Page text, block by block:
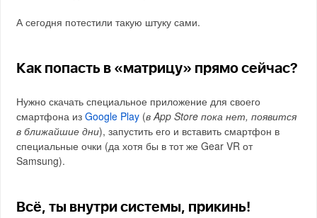
А сегодня потестили такую штуку сами.
Как попасть в «матрицу» прямо сейчас?
Нужно скачать специальное приложение для своего
смартфона изGoogle Play (в App Store пока нет, появится
в ближайшие дни), запустить его и вставить смартфон в
специальные очки (да хотя бы в тот же Gear VR от
Samsung).
Всё, ты внутри системы, прикинь!